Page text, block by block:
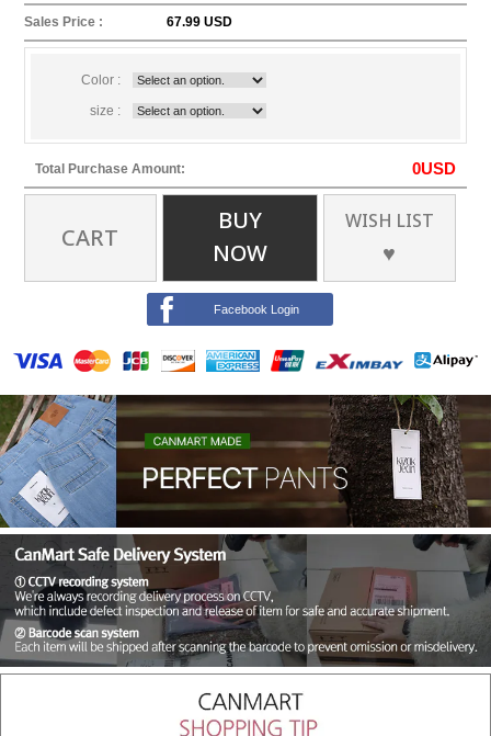
Sales Price : 67.99 USD
Color :
size :
Total Purchase Amount: 0USD
CART
BUY
NOW
WISH LIST
♥
Facebook Login